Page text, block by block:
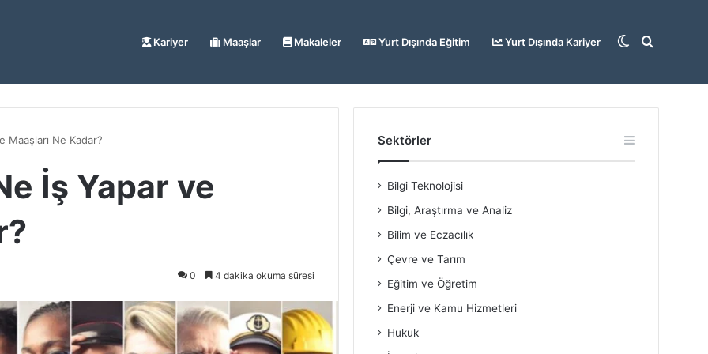
Kariyer Maaşlar Makaleler Yurt Dışında Eğitim Yurt Dışında Kariyer Arama
Dış
Maaşları Ne Kadar?
İş Yapar ve
0 4 dakika okuma süresi
Sektörler
Bilgi Teknolojisi
Bilgi, Araştırma ve Analiz
Bilim ve Eczacılık
Çevre ve Tarım
Eğitim ve Öğretim
Enerji ve Kamu Hizmetleri
Hukuk